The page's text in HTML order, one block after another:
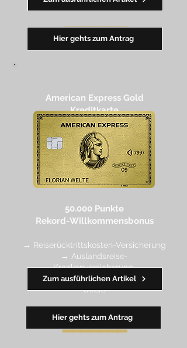
━━━━━━━
Hier gehts zum Antrag
American Express Gold
Kreditkarte
50.000 Punkte
Rekord-Willkommensbonus
→ Reiserücktrittskosten-Versicherung
→ Auslandsreise-
Krankenversicherung
→ wertvolle Rabatte dank Amex
Offers
━━━━━━━
Zum ausführlichen Artikel
Hier gehts zum Antrag